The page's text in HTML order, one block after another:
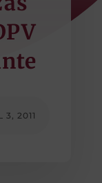
3, 2011